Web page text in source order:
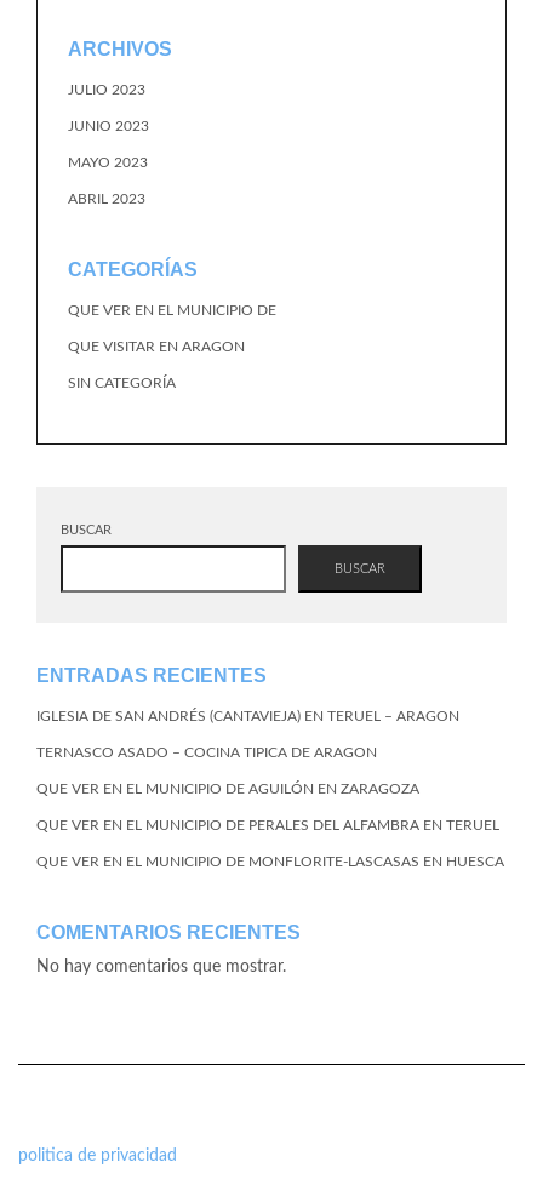
ARCHIVOS
JULIO 2023
JUNIO 2023
MAYO 2023
ABRIL 2023
CATEGORÍAS
QUE VER EN EL MUNICIPIO DE
QUE VISITAR EN ARAGON
SIN CATEGORÍA
BUSCAR
BUSCAR
ENTRADAS RECIENTES
IGLESIA DE SAN ANDRÉS (CANTAVIEJA) EN TERUEL – ARAGON
TERNASCO ASADO – COCINA TIPICA DE ARAGON
QUE VER EN EL MUNICIPIO DE AGUILÓN EN ZARAGOZA
QUE VER EN EL MUNICIPIO DE PERALES DEL ALFAMBRA EN TERUEL
QUE VER EN EL MUNICIPIO DE MONFLORITE-LASCASAS EN HUESCA
COMENTARIOS RECIENTES
No hay comentarios que mostrar.
politica de privacidad